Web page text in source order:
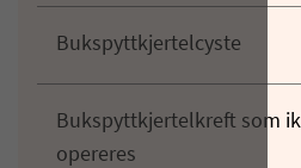
Bukspyttkjertelcyste
Bukspyttkjertelkreft som
opereres